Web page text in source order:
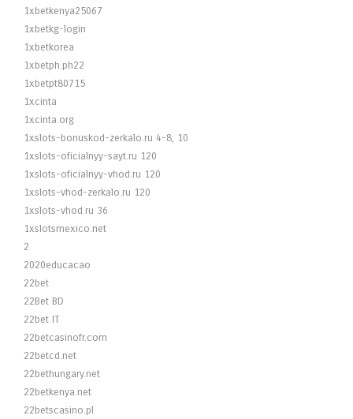
1xbetkenya25067
1xbetkg-login
1xbetkorea
1xbetph.ph22
1xbetpt80715
1xcinta
1xcinta.org
1xslots-bonuskod-zerkalo.ru 4-8, 10
1xslots-oficialnyy-sayt.ru 120
1xslots-oficialnyy-vhod.ru 120
1xslots-vhod-zerkalo.ru 120
1xslots-vhod.ru 36
1xslotsmexico.net
2
2020educacao
22bet
22Bet BD
22bet IT
22betcasinofr.com
22betcd.net
22bethungary.net
22betkenya.net
22betscasino.pl